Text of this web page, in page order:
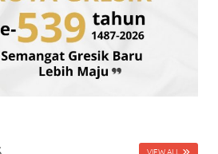
VIEW ALL